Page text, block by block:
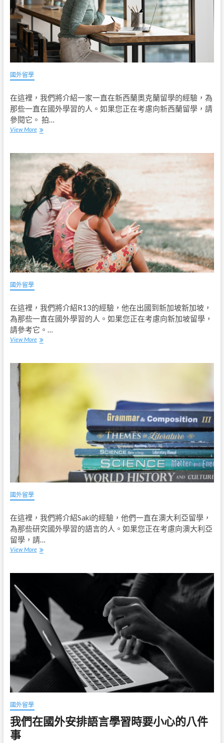
國外留學
在這裡，我們將介紹一家一直在新西蘭奧克蘭留學的經驗，為
那些一直在國外學習的人。如果您正在考慮向新西蘭留學，請
參閱它。 拍…
View More
國外留學
在這裡，我們將介紹R13的經驗，他在出國到新加坡新加坡，
為那些一直在國外學習的人。如果您正在考慮向新加坡留學，
請參考它。…
View More
國外留學
在這裡，我們將介紹Saki的經驗，他們一直在澳大利亞留學，
為那些研究國外學習的語言的人。如果您正在考慮向澳大利亞
留學，請…
View More
國外留學
我們在國外安排語言學習時要小心的八件
事